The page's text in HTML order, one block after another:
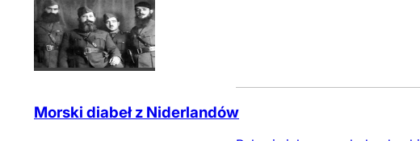
Morski diabeł z Niderlandów